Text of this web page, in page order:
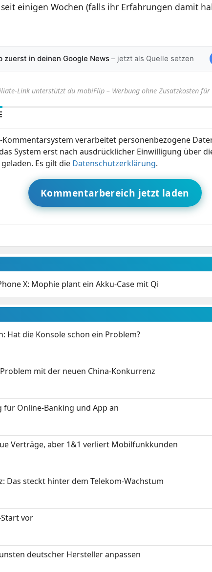
einigen Wochen (falls ihr Erfahrungen damit
zuerst in deinen Google News– jetzt als Quelle setzen
Link unterstützt du mobiFlip – Werbung ohne Zusatzkosten für
Kommentarsystem verarbeitet personenbezogene
System erst nach ausdrücklicher Einwilligung über
Es gilt die Datenschutzerklärung.
Kommentarbereich jetzt laden
X: Mophie plant ein Akku-Case mit Qi
Hat die Konsole schon ein Problem?
mit der neuen China-Konkurrenz
Online-Banking und App an
Verträge, aber 1&1 verliert Mobilfunkkunden
Das steckt hinter dem Telekom-Wachstum
Start vor
deutscher Hersteller anpassen